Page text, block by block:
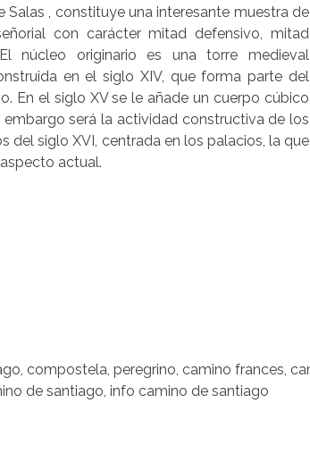
Salas , constituye una interesante muestra de
con carácter mitad defensivo, mitad
núcleo originario es una torre medieval
en el siglo XIV, que forma parte del
En el siglo XV se le añade un cuerpo cúbico
embargo será la actividad constructiva de los
del siglo XVI, centrada en los palacios, la que
actual.